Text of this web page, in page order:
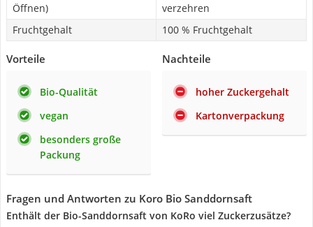
Öffnen)
verzehren
Fruchtgehalt
100 % Fruchtgehalt
Vorteile
Bio-Qualität
vegan
besonders große
Packung
Nachteile
hoher Zuckergehalt
Kartonverpackung
Fragen und Antworten zu Koro Bio Sanddornsaft
Enthält der Bio-Sanddornsaft von KoRo viel Zuckerzusätze?